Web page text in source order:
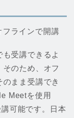
フラインで開講
受講できるよ
のため、オフ
まま受講でき
Meetを使用
可能です。日本